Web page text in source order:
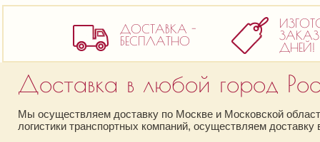
ДОСТАВКА -
БЕСПЛАТНО
ДНЕЙ!
Доставка в любой город
Мы осуществляем доставку по Москве и Московской
логистики транспортных компаний, осуществляем доставку